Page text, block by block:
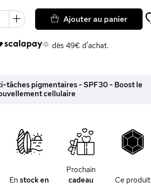
dès 49€ d'achat.
Ajouter au panier
tâches pigmentaires - SPF30 - Boost le
cellulaire
Enstock en
Prochain
cadeau
Ce produit